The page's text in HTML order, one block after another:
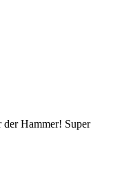
Hammer! Super